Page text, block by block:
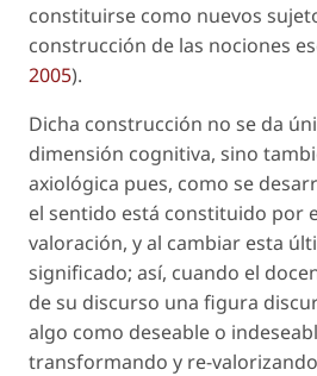
constituirse como nuevos
construcción de las nociones
2005).
Dicha construcción no se da
dimensión cognitiva, sino
axiológica pues, como se
el sentido está constituido por
valoración, y al cambiar esta
significado; así, cuando el
de su discurso una figura
algo como deseable o
transformando y re-